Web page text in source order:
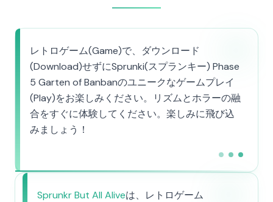
レトロゲーム(Game)で、ダウンロード
(Download)せずにSprunki(スプランキー) Phase
5 Garten of Banbanのユニークなゲームプレイ
(Play)をお楽しみください。リズムとホラーの融
合をすぐに体験してください。楽しみに飛び込
みましょう！
Sprunkr But All Aliveは、レトロゲーム